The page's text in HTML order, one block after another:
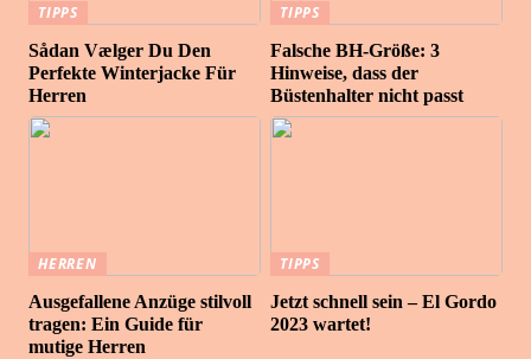
TIPPS
Sådan Vælger Du Den
Perfekte Winterjacke Für
Herren
TIPPS
Falsche BH-Größe: 3
Hinweise, dass der
Büstenhalter nicht passt
HERREN
Ausgefallene Anzüge stilvoll
tragen: Ein Guide für
mutige Herren
TIPPS
Jetzt schnell sein – El Gordo
2023 wartet!